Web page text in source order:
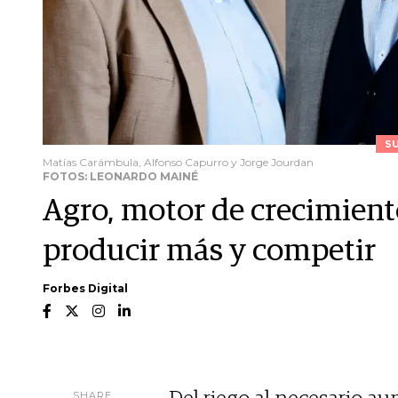
Matías Carámbula, Alfonso Capurro y Jorge Jourdan
FOTOS: LEONARDO MAINÉ
Agro, motor de
producir más y competir
Forbes Digital